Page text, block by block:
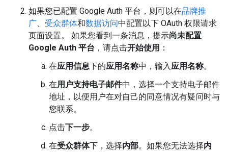
如果您已配置 Google Auth 平台，则可以在品牌推
广
受众群体和数据访问中配置以下 OAuth 权限请求
页面设置。 如果您看到一条消息，提示尚未配置
Google Auth 平台 ，请点击开始使用 ：
在应用信息下的应用名称中，输入 应用名称。
在用户支持电子邮件中，选择一个支持电子邮件
地址，以便用户在对自己的同意情况有疑问时与
您联系。
点击下一步。
在受众群体下，选择内部。如果您无法选择内